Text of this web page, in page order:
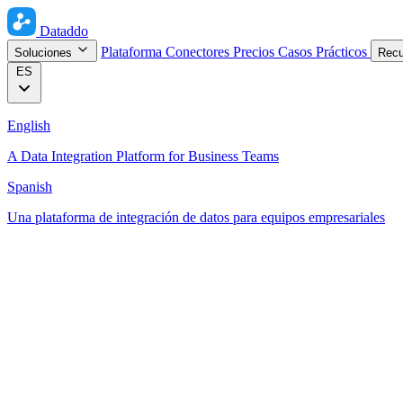
Dataddo
Soluciones Plataforma Conectores Precios Casos Prácticos
ES
English
A Data Integration Platform for Business Teams
Spanish
Una plataforma de integración de datos para equipos empresariales